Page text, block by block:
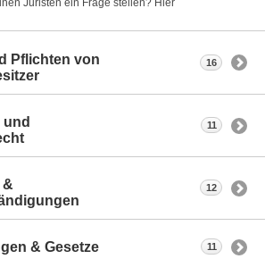
Juristen ein Frage stellen? Hier
Pflichten von
16
11
&
12
& Gesetze 11